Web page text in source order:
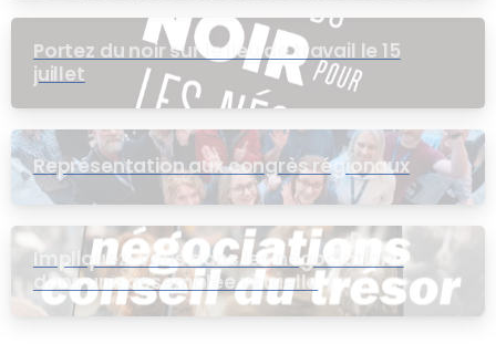
Portez du noir sur le lieu de travail le 15
juillet
Représentation aux congrès régionaux
Impliquez-vous dans les négociations
dans une assemblée virtuelle